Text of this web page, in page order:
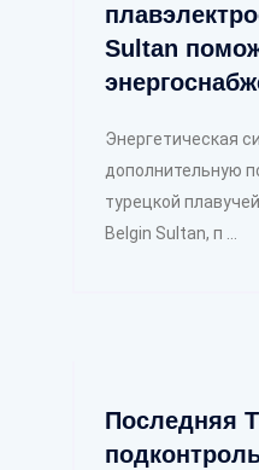
Sultan
Энергетическая
дополнительную
турецкой
Belgin Sultan, п ...
Последняя